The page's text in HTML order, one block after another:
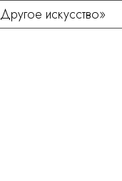
искусство»